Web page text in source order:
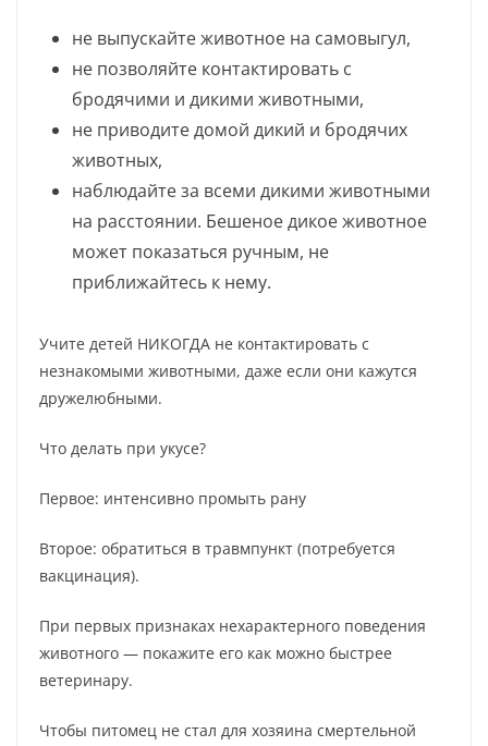
не выпускайте животное на самовыгул,
не позволяйте контактировать с
бродячими и дикими животными,
не приводите домой дикий и бродячих
животных,
наблюдайте за всеми дикими животными
на расстоянии. Бешеное дикое животное
может показаться ручным, не
приближайтесь к нему.
Учите детей НИКОГДА не контактировать с
незнакомыми животными, даже если они кажутся
дружелюбными.
Что делать при укусе?
Первое: интенсивно промыть рану
Второе: обратиться в травмпункт (потребуется
вакцинация).
При первых признаках нехарактерного поведения
животного — покажите его как можно быстрее
ветеринару.
Чтобы питомец не стал для хозяина смертельной